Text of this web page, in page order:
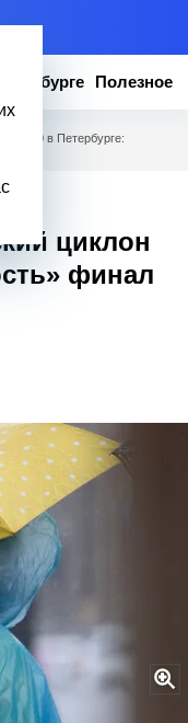
Полезное
и +20 в Петербурге:
циклон
финал